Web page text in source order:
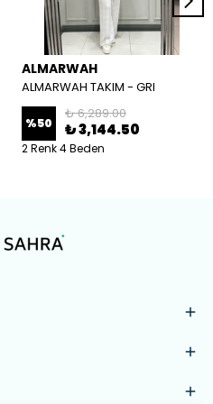
ALMARWAH
ALMARWAH TAKIM - GRI
%50
₺ 6,289.00
₺ 3,144.50
2 Renk 4 Beden